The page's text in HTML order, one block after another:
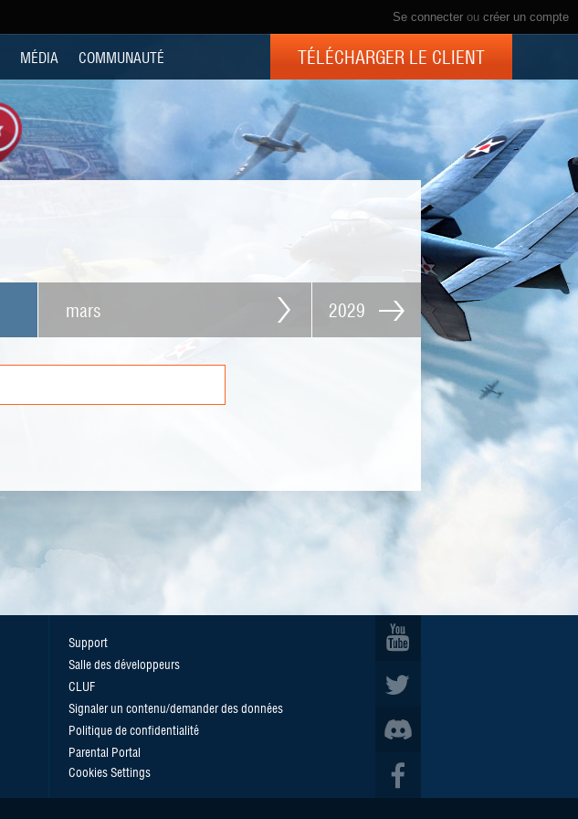
Se connecter ou créer un compte
MÉDIA COMMUNAUTÉ TÉLÉCHARGER LE CLIENT
mars 2029
Support
Salle des développeurs
CLUF
Signaler un contenu/demander des données
Politique de confidentialité
Parental Portal
Cookies Settings